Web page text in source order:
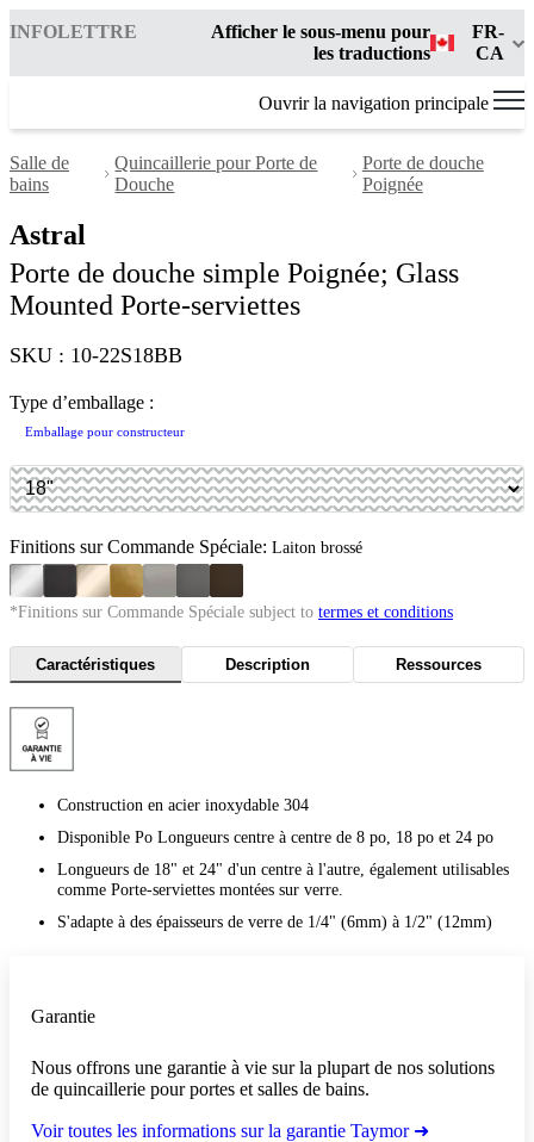
INFOLETTRE
Afficher le sous-menu pour
les traductions
FR-
CA
Ouvrir la navigation principale
Salle de
bains
Quincaillerie pour Porte de
Douche
Porte de douche
Poignée
Astral
Porte de douche simple Poignée; Glass
Mounted Porte-serviettes
SKU : 10-22S18BB
Type d’emballage :
Emballage pour constructeur
Finitions sur Commande Spéciale: Laiton brossé
*Finitions sur Commande Spéciale subject to termes et conditions
Caractéristiques Description Ressources
Construction en acier inoxydable 304
Disponible Po Longueurs centre à centre de 8 po, 18 po et 24 po
Longueurs de 18" et 24" d'un centre à l'autre, également utilisables
comme Porte-serviettes montées sur verre.
S'adapte à des épaisseurs de verre de 1/4" (6mm) à 1/2" (12mm)
Garantie
Nous offrons une garantie à vie sur la plupart de nos solutions
de quincaillerie pour portes et salles de bains.
Voir toutes les informations sur la garantie Taymor ➜